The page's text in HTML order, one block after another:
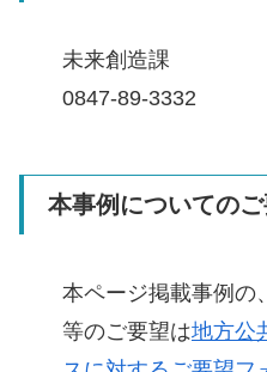
未来創造課
0847-89-3332
本事例についての
本ページ掲載事例の
等のご要望は地方公